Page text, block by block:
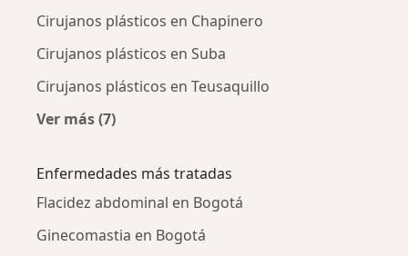
Cirujanos plásticos en Chapinero
Cirujanos plásticos en Suba
Cirujanos plásticos en Teusaquillo
Ver más (7)
Enfermedades más tratadas
Flacidez abdominal en Bogotá
Ginecomastia en Bogotá